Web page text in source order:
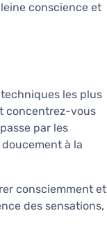
conscience et
les plus
concentrez-vous
par les
à la
consciemment et
des sensations,